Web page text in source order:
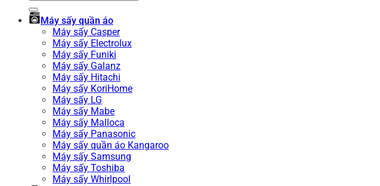
Máy sấy quần áo
Máy sấy Casper
Máy sấy Electrolux
Máy sấy Funiki
Máy sấy Galanz
Máy sấy Hitachi
Máy sấy KoriHome
Máy sấy LG
Máy sấy Mabe
Máy sấy Malloca
Máy sấy Panasonic
Máy sấy quần áo Kangaroo
Máy sấy Samsung
Máy sấy Toshiba
Máy sấy Whirlpool